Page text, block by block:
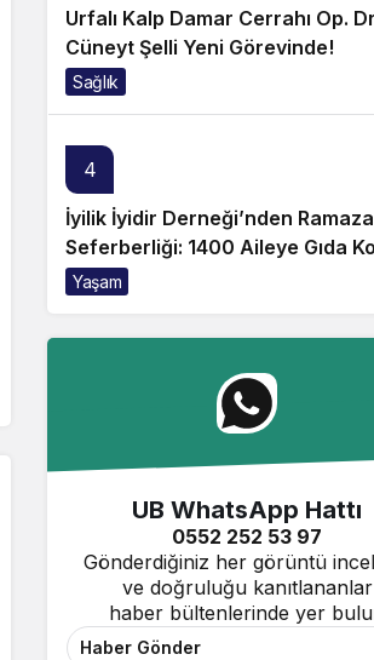
Urfalı Kalp Damar Cerrahı Op.
Cüneyt Şelli Yeni Görevinde!
Sağlık
4
İyilik İyidir Derneği’nden
Seferberliği: 1400 Aileye Gıda
Yaşam
UB WhatsApp Hattı
0552 252 53 97
Gönderdiğiniz her görüntü
ve doğruluğu kanıtlananlar
haber bültenlerinde yer
Haber Gönder